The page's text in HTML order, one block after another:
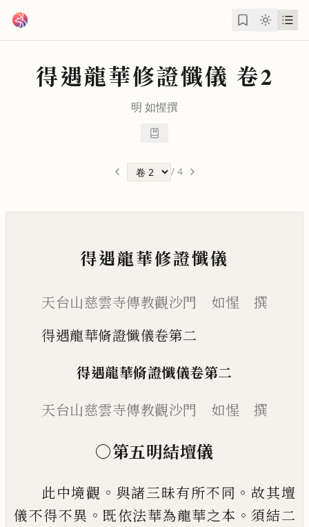
得遇龍華修證懺儀 卷2
明 如惺撰
/ 4
得遇龍華修證懺儀
天台山慈雲寺傳教觀沙門 如惺 撰
得遇龍華脩證懺儀卷第二
得遇龍華脩證懺儀卷第二
天台山慈雲寺傳教觀沙門 如惺 撰
○第五明結壇儀
此中境觀 。 與諸三昧有所不同 。故其壇
儀不得不異 。 既依法華為龍華之本 。 須結二